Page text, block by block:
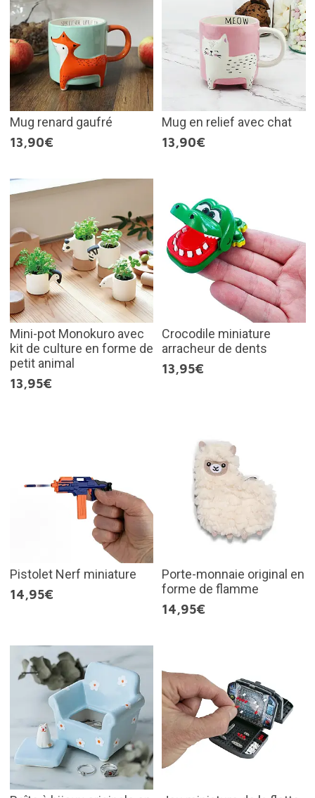
Mug renard gaufré
13,90€
Mug en relief avec chat
13,90€
Mini-pot Monokuro avec
kit de culture en forme de
petit animal
13,95€
Crocodile miniature
arracheur de dents
13,95€
Pistolet Nerf miniature
14,95€
Porte-monnaie original en
forme de flamme
14,95€